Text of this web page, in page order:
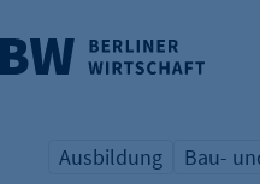
überspringen
Übersicht Schlagwort
Ausbildung Bau-